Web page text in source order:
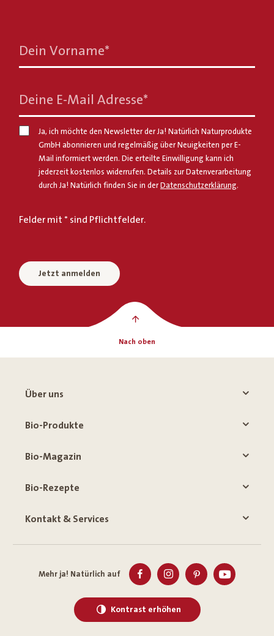
Dein Vorname*
Deine E-Mail Adresse*
Ja, ich möchte den Newsletter der Ja! Natürlich Naturprodukte
GmbH abonnieren und regelmäßig über Neuigkeiten per E-
Mail informiert werden. Die erteilte Einwilligung kann ich
jederzeit kostenlos widerrufen. Details zur Datenverarbeitung
durch Ja! Natürlich finden Sie in der Datenschutzerklärung.
Felder mit * sind Pflichtfelder.
Jetzt anmelden
Nach oben
Über uns
Bio-Produkte
Bio-Magazin
Bio-Rezepte
Kontakt & Services
Mehr ja! Natürlich auf
Kontrast erhöhen